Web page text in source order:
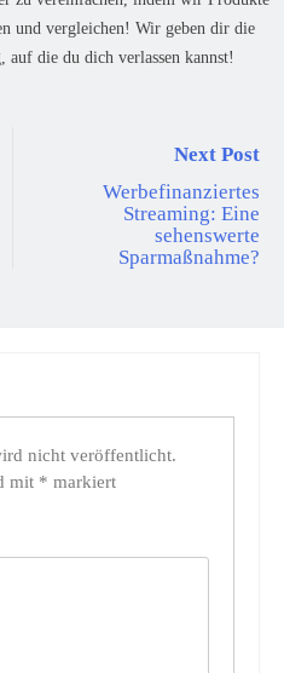
und vergleichen! Wir geben dir die
die du dich verlassen kannst!
Next Post
Werbefinanziertes
Streaming: Eine
sehenswerte
Sparmaßnahme?
nicht veröffentlicht.
mit * markiert